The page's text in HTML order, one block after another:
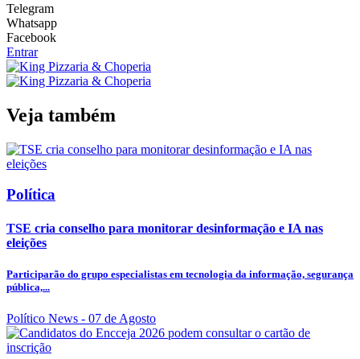
Telegram
Whatsapp
Facebook
Entrar
Veja também
Política
TSE cria conselho para monitorar desinformação e IA nas
eleições
Participarão do grupo especialistas em tecnologia da informação, segurança
pública,...
Político News - 07 de Agosto